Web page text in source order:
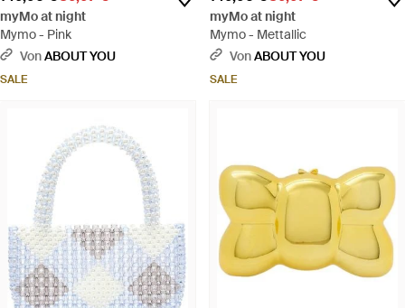
myMo at night
Mymo - Pink
VonABOUT YOU
SALE
myMo at night
Mymo - Mettallic
VonABOUT YOU
SALE